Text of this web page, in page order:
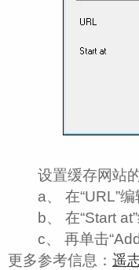
设置缓存网站的
a、 在“URL”编
b、 在“Start at”
c、 再单击
更多参考信息： 遥